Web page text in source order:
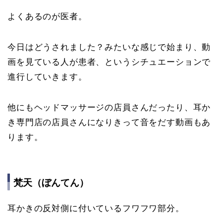
よくあるのが医者。
今日はどうされました？みたいな感じで始まり、動
画を見ている人が患者、というシチュエーションで
進行していきます。
他にもヘッドマッサージの店員さんだったり、耳か
き専門店の店員さんになりきって音をだす動画もあ
ります。
梵天（ぼんてん）
耳かきの反対側に付いているフワフワ部分。